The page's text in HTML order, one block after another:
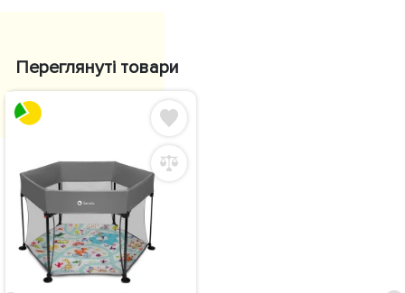
Переглянуті товари